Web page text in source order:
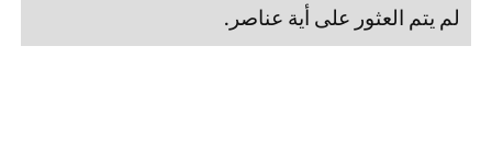
لم يتم العثور على أية عناصر.